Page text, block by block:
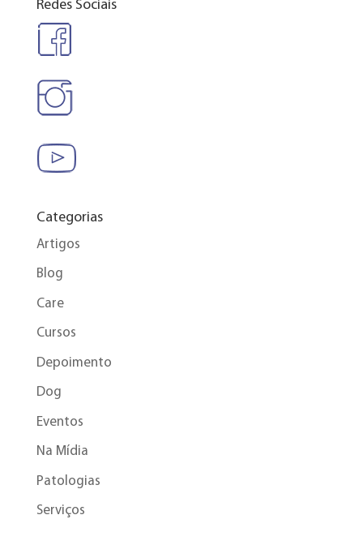
Redes Sociais
Categorias
Artigos
Blog
Care
Cursos
Depoimento
Dog
Eventos
Na Mídia
Patologias
Serviços